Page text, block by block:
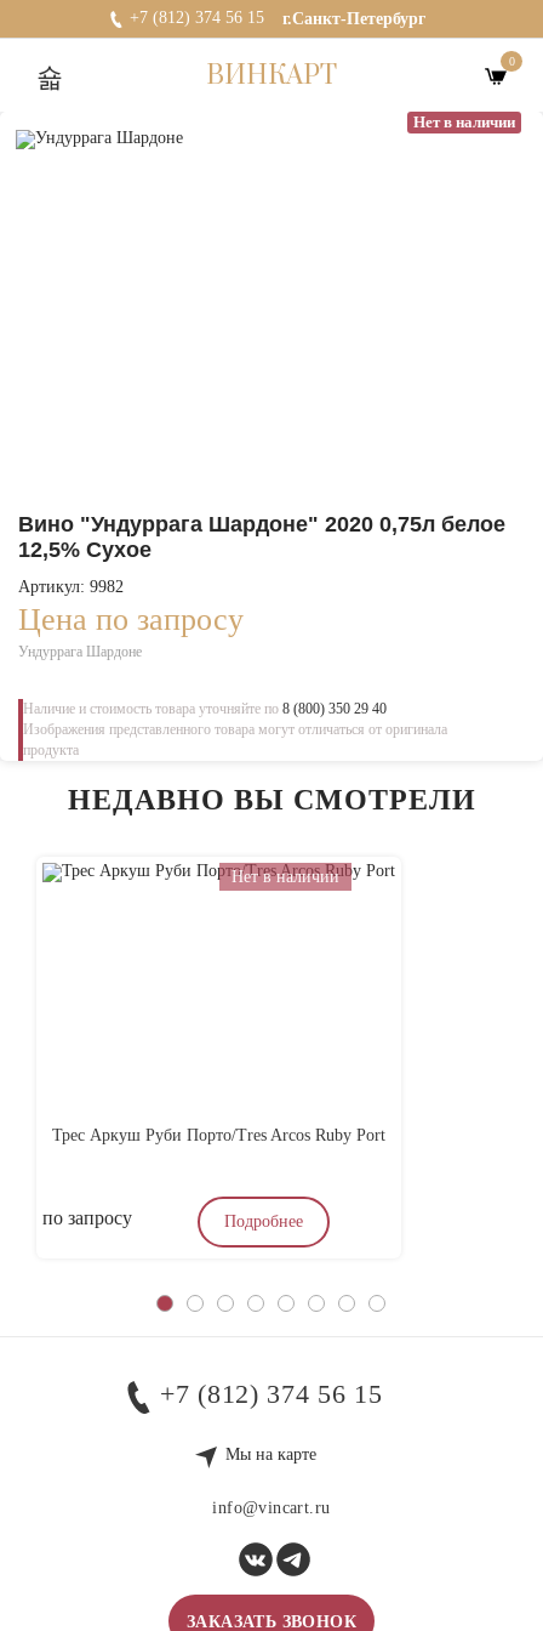
+7 (812) 374 56 15 г.Санкт-Петербург
ВИНКАРТ 0
Нет в наличии
Вино "Ундуррага Шардоне" 2020 0,75л белое
12,5% Сухое
Артикул: 9982
Цена по запросу
Ундуррага Шардоне
Наличие и стоимость товара уточняйте по 8 (800) 350 29 40
Изображения представленного товара могут отличаться от оригинала
продукта
НЕДАВНО ВЫ СМОТРЕЛИ
Нет в наличии
Трес Аркуш Руби Порто/Tres Arcos Ruby Port
по запросу Подробнее
+7 (812) 374 56 15
Мы на карте
info@vincart.ru
ЗАКАЗАТЬ ЗВОНОК